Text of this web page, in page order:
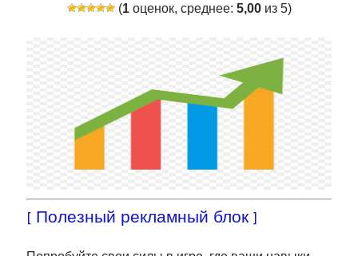
(1оценок, среднее: 5,00из 5)
[ Полезный рекламный блок ]